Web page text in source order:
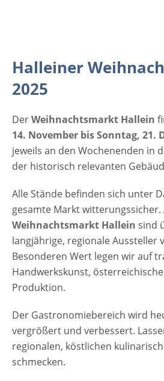
Halleiner
2025
DerWeihnachtsmarkt Hallein
14. November bis Sonntag, 21.
jeweils an den Wochenenden in
der historisch relevanten
Alle Stände befinden sich unter
gesamte Markt witterungssicher.
Weihnachtsmarkt Hallein sind
langjährige, regionale Aussteller
Besonderen Wert legen wir auf
Handwerkskunst,
Produktion.
Der Gastronomiebereich wird
vergrößert und verbessert.
regionalen, köstlichen
schmecken.